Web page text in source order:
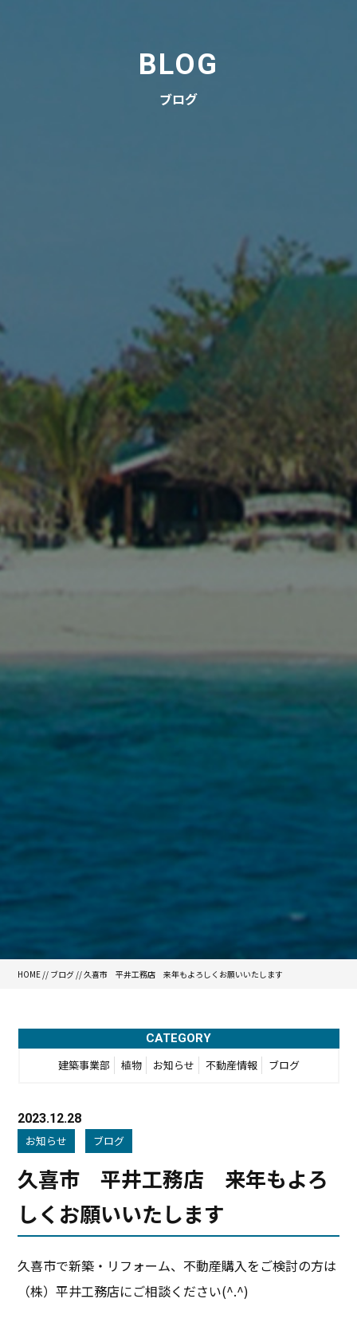
BLOG
ブログ
HOME // ブログ // 久喜市 平井工務店 来年もよろしくお願いいたします
CATEGORY
建築事業部 植物 お知らせ 不動産情報 ブログ
2023.12.28
お知らせ
ブログ
久喜市 平井工務店 来年もよろ
しくお願いいたします
久喜市で新築・リフォーム、不動産購入をご検討の方は
（株）平井工務店にご相談ください(^.^)